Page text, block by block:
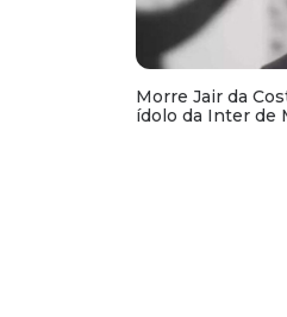
Morre Jair da
ídolo da Inter de